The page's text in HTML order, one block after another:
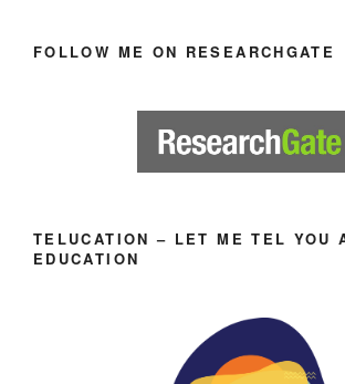
FOLLOW ME ON RESEARCHGATE
TELUCATION – LET ME TEL YOU
EDUCATION